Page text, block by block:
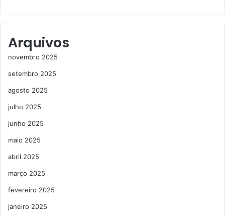
Arquivos
novembro 2025
setembro 2025
agosto 2025
julho 2025
junho 2025
maio 2025
abril 2025
março 2025
fevereiro 2025
janeiro 2025